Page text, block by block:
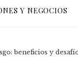
Y NEGOCIOS
beneficios y